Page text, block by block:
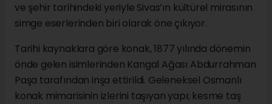
ve şehir tarihindeki yeriyle Sivas’ın kültürel mirasının
simge eserlerinden biri olarak öne çıkıyor.
Tarihi kaynaklara göre konak, 1877 yılında dönemin
önde gelen isimlerinden Kangal Ağası Abdurrahman
Paşa tarafından inşa ettirildi. Geleneksel Osmanlı
konak mimarisinin izlerini taşıyan yapı; kesme taş